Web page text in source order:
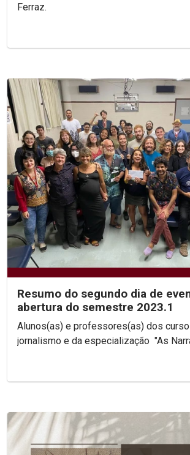
Ferraz.
Resumo do segundo dia de
abertura do semestre 2023.1
Alunos(as) e professores(as) dos
jornalismo e da especialização "As